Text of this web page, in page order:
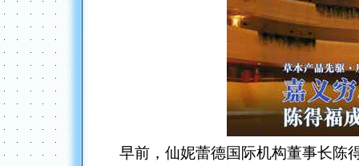
早前，仙妮蕾德国际机构董事长陈